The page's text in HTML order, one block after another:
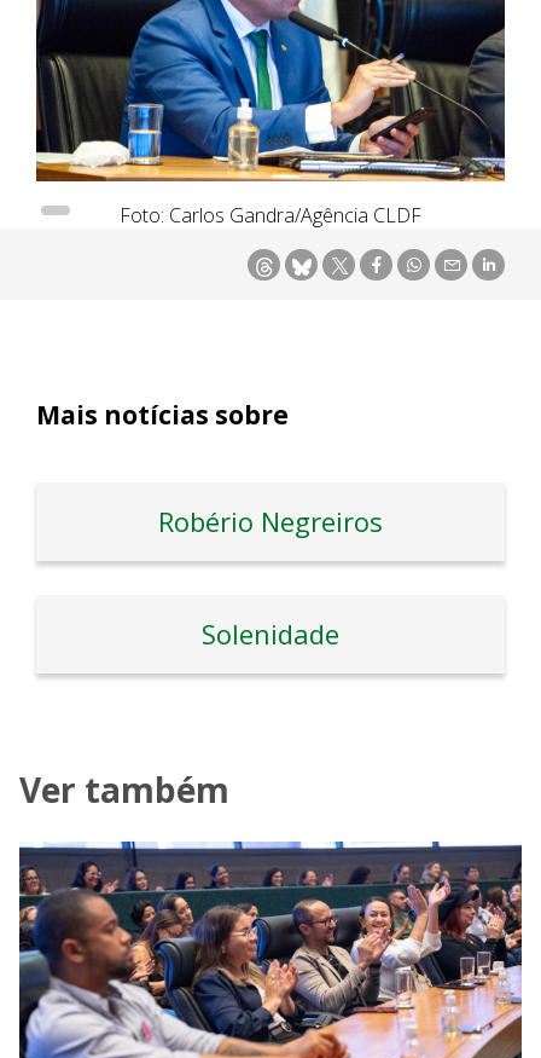
Foto: Carlos Gandra/Agência CLDF
Mais notícias sobre
Robério Negreiros
Solenidade
Ver também